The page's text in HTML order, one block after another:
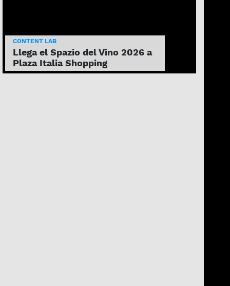
CONTENT LAB
Llega el Spazio del Vino 2026 a
Plaza Italia Shopping